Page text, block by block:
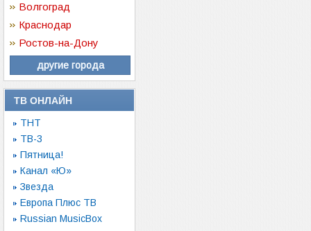
Волгоград
Краснодар
Ростов-на-Дону
другие города
ТВ ОНЛАЙН
ТНТ
ТВ-3
Пятница!
Канал «Ю»
Звезда
Европа Плюс ТВ
Russian MusicBox